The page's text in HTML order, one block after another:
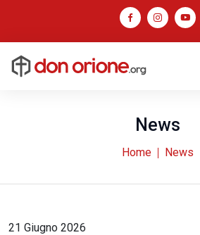
News
Home News
21 Giugno 2026